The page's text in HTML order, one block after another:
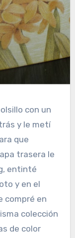
con un
y le metí
que
trasera le
entinté
y en el
compré en
colección
de color